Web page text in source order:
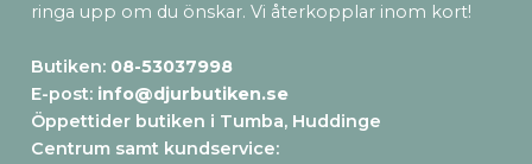
ringa upp om du önskar. Vi återkopplar inom kort!
Butiken: 08-53037998
E-post: info@djurbutiken.se
Öppettider butiken i Tumba, Huddinge
Centrum samt kundservice: